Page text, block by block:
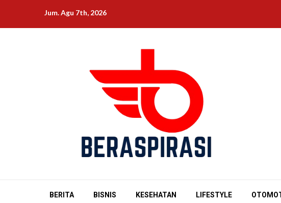
content
Jum. Agu 7th, 2026
BERITA BISNIS KESEHATAN LIFESTYLE